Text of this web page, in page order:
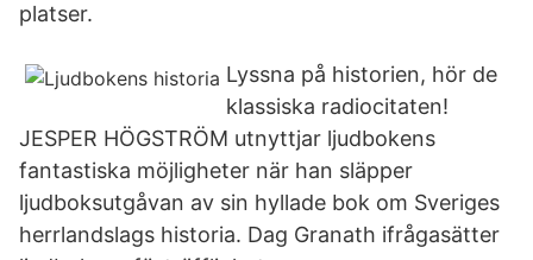
platser.
Lyssna på historien, hör de
klassiska radiocitaten!
JESPER HÖGSTRÖM utnyttjar ljudbokens
fantastiska möjligheter när han släpper
ljudboksutgåvan av sin hyllade bok om Sveriges
herrlandslags historia. Dag Granath ifrågasätter